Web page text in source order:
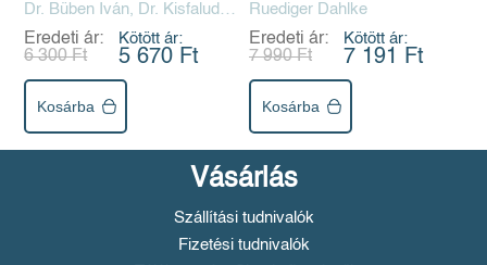
rosszindulatú daganatok
radiummal való
gyógyítása sebészeti
vonatkozásban - A
haláljelenségek
Dr. Büben Iván, Dr. Kisfaludy
Pál, Dr. Kubányi Endre, Dr.
Schranz Dénes
Eredeti ár:
6 300 Ft
Kötött ár:
5 670 Ft
Kosárba
Ruediger Dahlke
Eredeti ár:
7 990 Ft
Kötött ár:
7 191 Ft
Kosárba
Vásárlás
Szállítási tudnivalók
Fizetési tudnivalók